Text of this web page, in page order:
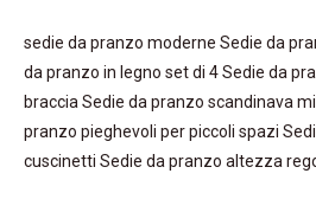
sedie da pranzo moderne Sedie da
da pranzo in legno set di 4Sedie da
braccia Sedie da pranzo scandinava
pranzo pieghevoli per piccoli spazi
cuscinetti Sedie da pranzo altezza